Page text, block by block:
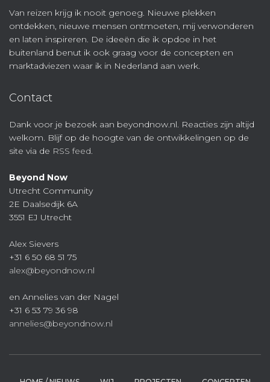
Van reizen krijg ik nooit genoeg. Nieuwe plekken
ontdekken, nieuwe mensen ontmoeten, mij verwonderen
en laten inspireren. De ideeën die ik opdoe in het
buitenland benut ik ook graag voor de concepten en
marktadviezen waar ik in Nederland aan werk.
Contact
Dank voor je bezoek aan beyondnow.nl. Reacties zijn altijd
welkom. Blijf op de hoogte van de ontwikkelingen op de
site via de RSS feed.
Beyond Now
Utrecht Community
2E Daalsedijk 6A
3551 EJ Utrecht
Alex Sievers
+31 6 50 68 51 75
alex@beyondnow.nl
en Annelies van der Nagel
+31 6 53 79 36 98
annelies@beyondnow.nl